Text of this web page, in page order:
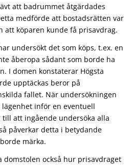
att badrummet åtgärdades
medförde att bostadsrätten var
att köparen kunde få prisavdrag.
undersökt det som köps, t.ex. en
åberopa sådant som borde ha
I domen konstaterar Högsta
upptäckas beror på
fallet. När undersökningen
inför en eventuell
att ingående undersöka alla
påverkar detta i betydande
märka.
domstolen också hur prisavdraget